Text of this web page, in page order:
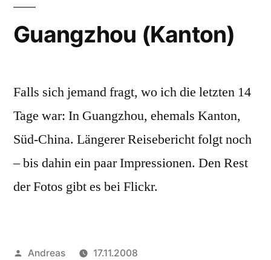
Guangzhou (Kanton)
Falls sich jemand fragt, wo ich die letzten 14
Tage war: In Guangzhou, ehemals Kanton,
Süd-China. Längerer Reisebericht folgt noch
– bis dahin ein paar Impressionen. Den Rest
der Fotos gibt es bei Flickr.
Veröffentlicht
Andreas
17.11.2008